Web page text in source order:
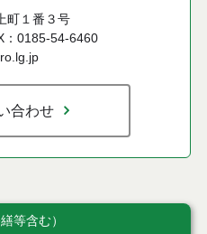
町１番３号
：0185-54-6460
合わせ
等含む）